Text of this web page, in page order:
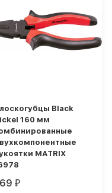
Black
160 мм
MATRIX
₽